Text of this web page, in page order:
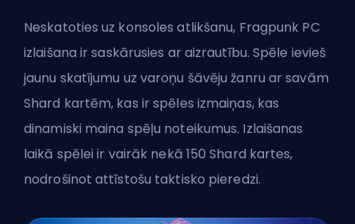
Neskatoties uz konsoles atlikšanu, Fragpunk PC
izlaišana ir saskārusies ar aizrautību. Spēle ievieš
jaunu skatījumu uz varoņu šāvēju žanru ar savām
Shard kartēm, kas ir spēles izmaiņas, kas
dinamiski maina spēļu noteikumus. Izlaišanas
laikā spēlei ir vairāk nekā 150 Shard kartes,
nodrošinot attīstošu taktisko pieredzi.